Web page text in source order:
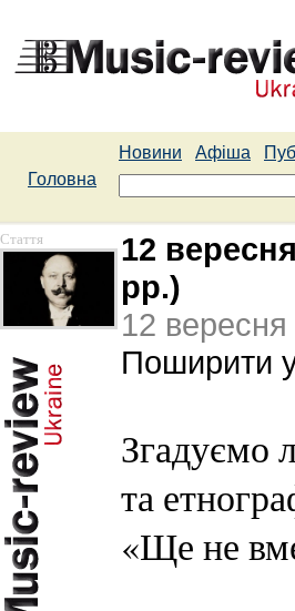
Новини Афіша
Головна
Стаття
12
рр.)
12
Поширити
Згадуємо
та
«Ще не